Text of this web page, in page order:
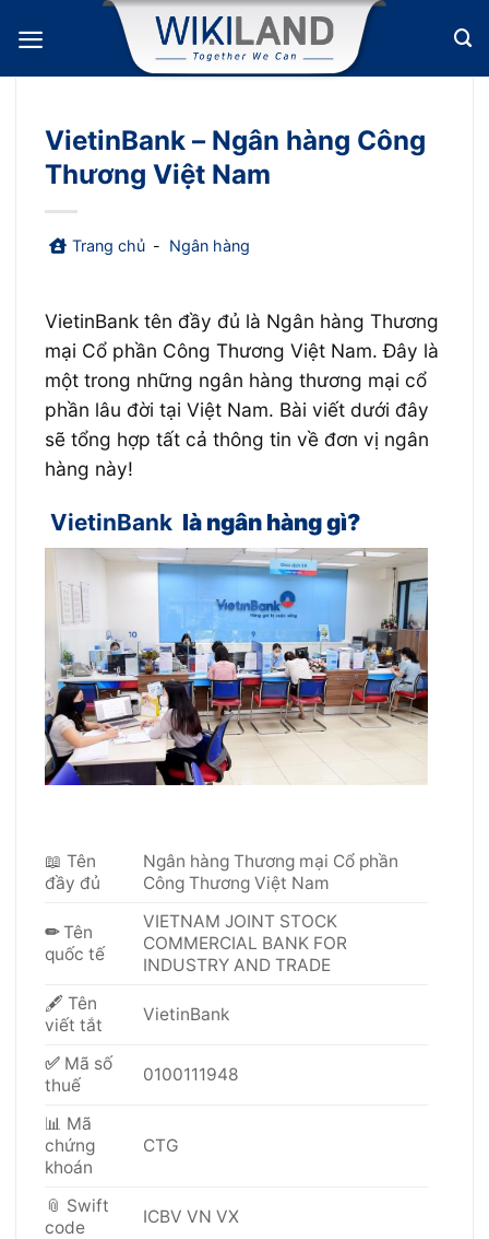
qua
nội
VietinBank – Ngân hàng Công
Thương Việt Nam
Trang chủ - Ngân hàng
VietinBank tên đầy đủ là Ngân hàng Thương
mại Cổ phần Công Thương Việt Nam. Đây là
một trong những ngân hàng thương mại cổ
phần lâu đời tại Việt Nam. Bài viết dưới đây
sẽ tổng hợp tất cả thông tin về đơn vị ngân
hàng này!
VietinBank là ngân hàng gì?
📖 Tên
đầy đủ
Ngân hàng Thương mại Cổ phần
Công Thương Việt Nam
✏Tên
quốc tế
VIETNAM JOINT STOCK
COMMERCIAL BANK FOR
INDUSTRY AND TRADE
🖋 Tên
viết tắt
VietinBank
✅ Mã số
thuế
0100111948
📊 Mã
chứng
khoán
CTG
📎 Swift
code
ICBV VN VX